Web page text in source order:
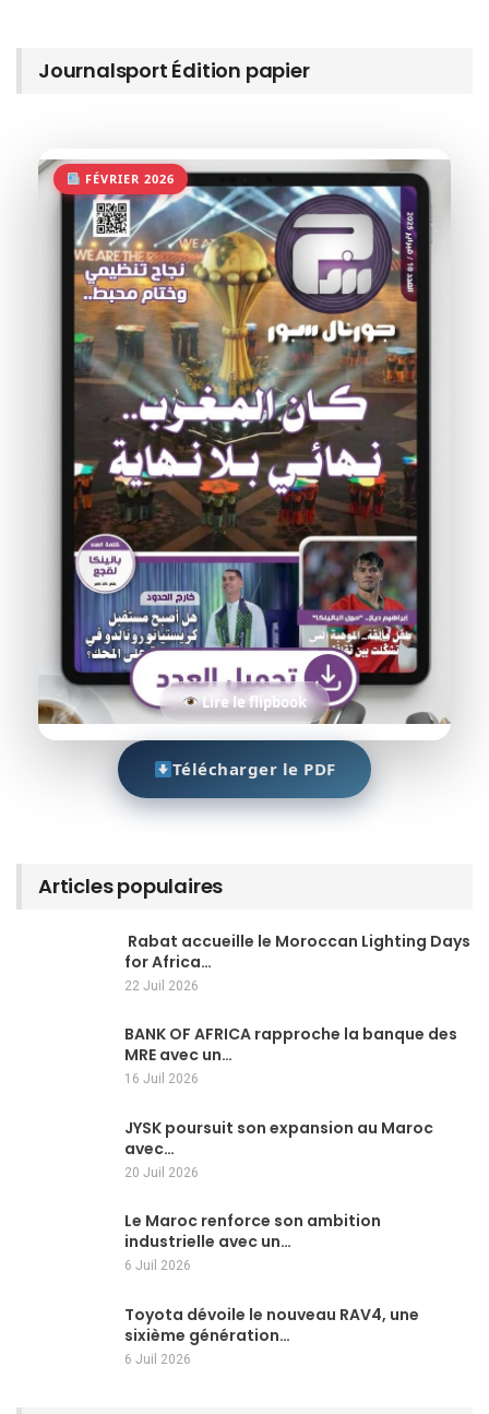
Journalsport Édition papier
FÉVRIER 2026
Lire le flipbook
Télécharger le PDF
Articles populaires
Rabat accueille le Moroccan Lighting Days
for Africa…
22 Juil 2026
BANK OF AFRICA rapproche la banque des
MRE avec un…
16 Juil 2026
JYSK poursuit son expansion au Maroc
avec…
20 Juil 2026
Le Maroc renforce son ambition
industrielle avec un…
6 Juil 2026
Toyota dévoile le nouveau RAV4, une
sixième génération…
6 Juil 2026